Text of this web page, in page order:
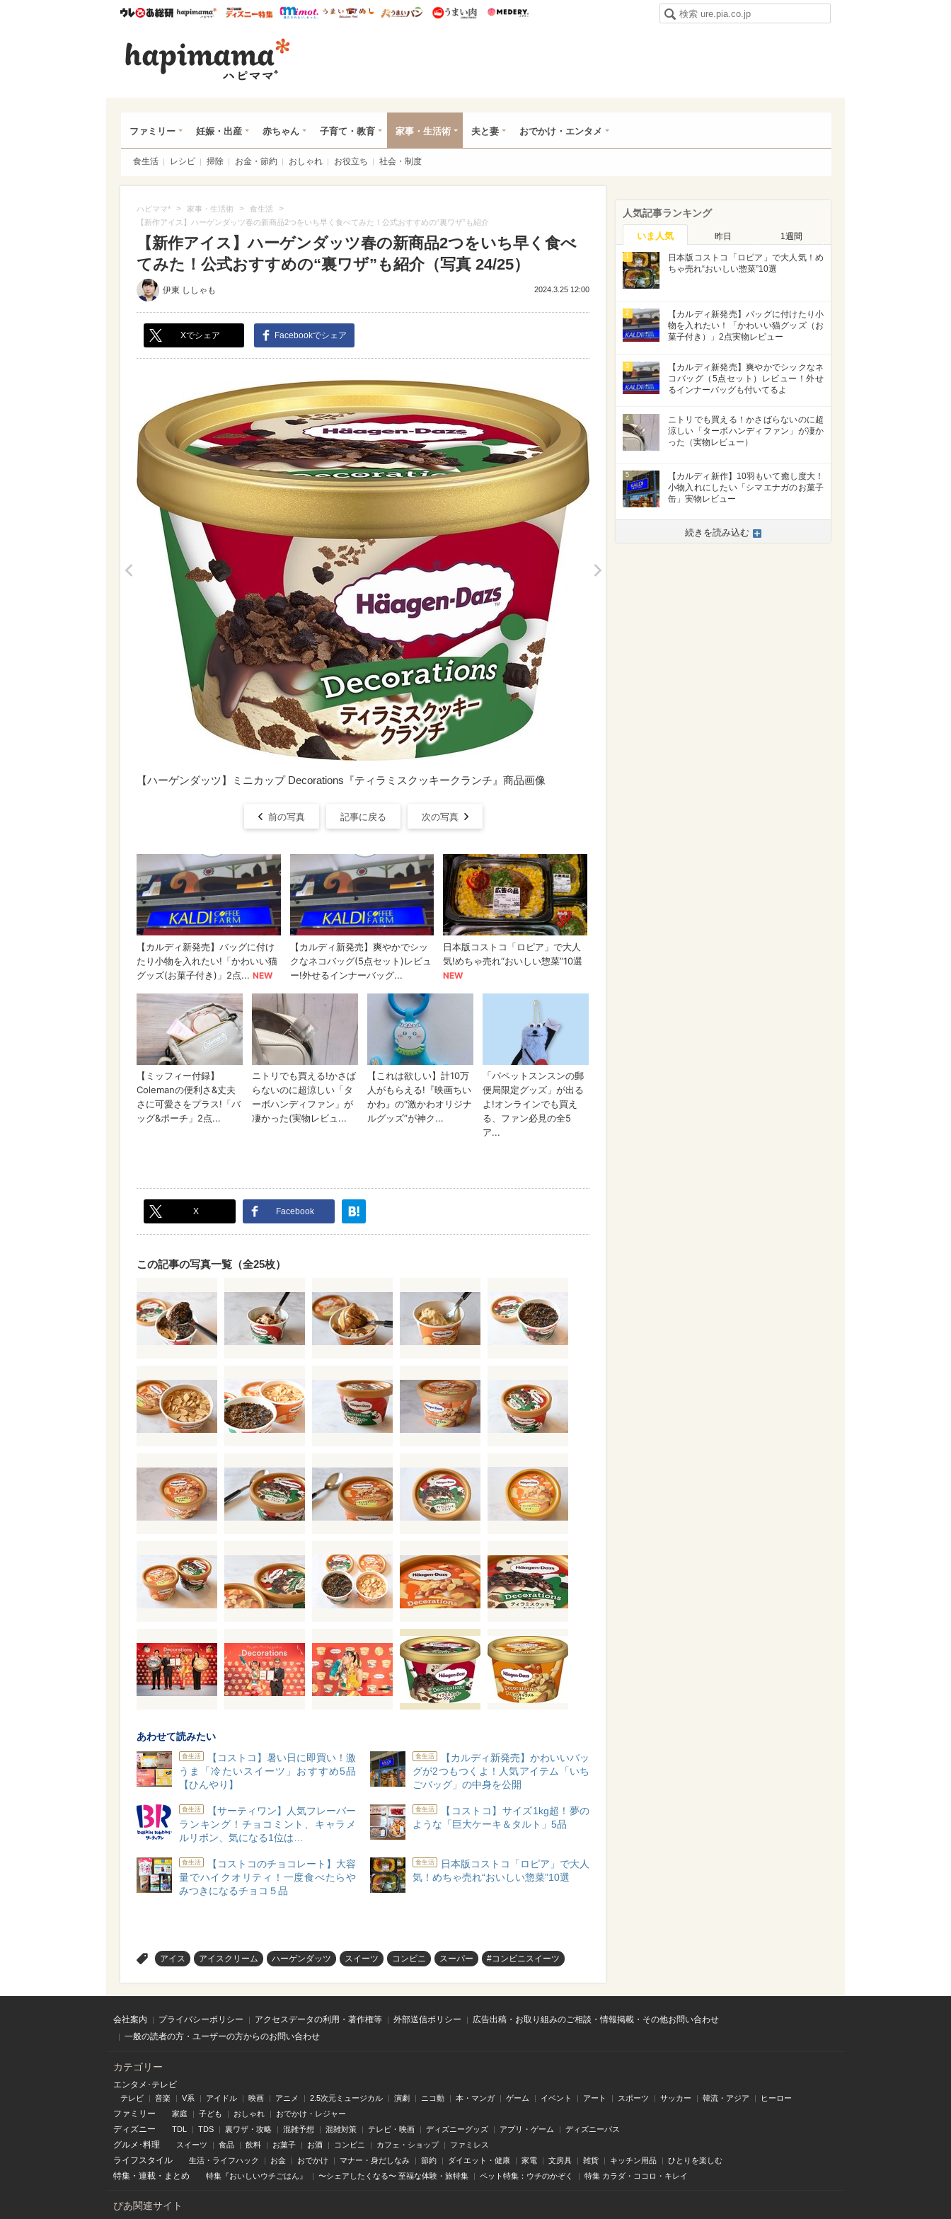
ウレぴあ総研ハピママ* ウレぴあ総研 ディズニー特集
mimot. うまいめし うまいパン うまい肉
ファミリー 妊娠・出産 赤ちゃん 子育て・教育 家事・生活術 夫と妻 おでかけ・エンタメ
食生活 レシピ 掃除 お金・節約 おしゃれ お役立ち 社会・制度
ハピママ* > 家事・生活術 > 食生活 >
【新作アイス】ハーゲンダッツ春の新商品2つをいち早く食べてみた！公式おすすめの“裏ワザ”も紹介
【新作アイス】ハーゲンダッツ春の新商品2つをいち早く食べ
てみた！公式おすすめの“裏ワザ”も紹介（写真 24/25）
伊東 ししゃも 2024.3.25 12:00
Xでシェア Facebookでシェア
【ハーゲンダッツ】ミニカップ Decorations『ティラミスクッキークランチ』商品画像
前の写真 記事に戻る 次の写真
X Facebook
この記事の写真一覧（全25枚）
あわせて読みたい
食生活
【コストコ】暑い日に即買い！激
うま「冷たいスイーツ」おすすめ5品
【ひんやり】
食生活
【カルディ新発売】かわいいバッ
グが2つもつくよ！人気アイテム「いち
ごバッグ」の中身を公開
食生活
【サーティワン】人気フレーバー
ランキング！チョコミント、キャラメ
ルリボン、気になる1位は…
食生活
【コストコ】サイズ1kg超！夢の
ような「巨大ケーキ＆タルト」5品
食生活
【コストコのチョコレート】大容
量でハイクオリティ！一度食べたらや
みつきになるチョコ５品
食生活
日本版コストコ「ロピア」で大人
気！めちゃ売れ“おいしい惣菜”10選
アイス アイスクリーム ハーゲンダッツ スイーツ コンビニ スーパー #コンビニスイーツ
人気記事ランキング
いま人気 昨日 1週間
1
日本版コストコ「ロピア」で大人気！め
ちゃ売れ“おいしい惣菜”10選
2
【カルディ新発売】バッグに付けたり小
物を入れたい！「かわいい猫グッズ（お
菓子付き）」2点実物レビュー
3
【カルディ新発売】爽やかでシックなネ
コバッグ（5点セット）レビュー！外せ
るインナーバッグも付いてるよ
4
ニトリでも買える！かさばらないのに超
涼しい「ターボハンディファン」が凄か
った（実物レビュー）
5
【カルディ新作】10羽もいて癒し度大！
小物入れにしたい「シマエナガのお菓子
缶」実物レビュー
続きを読み込む
会社案内 プライバシーポリシー アクセスデータの利用・著作権等 外部送信ポリシー
広告出稿・お取り組みのご相談・情報掲載・その他お問い合わせ
一般の読者の方・ユーザーの方からのお問い合わせ
カテゴリー
エンタメ･テレビ
テレビ 音楽 V系 アイドル 映画 アニメ 2.5次元ミュージカル 演劇 ニコ動 本・マンガ ゲーム イベント アート スポーツ サッカー 韓流・アジア ヒーロー
ファミリー 家庭 子ども おしゃれ おでかけ・レジャー
ディズニー TDL TDS 裏ワザ・攻略 混雑予想 混雑対策 テレビ・映画 ディズニーグッズ アプリ・ゲーム ディズニーパス
グルメ･料理 スイーツ 食品 飲料 お菓子 お酒 コンビニ カフェ・ショップ ファミレス
ライフスタイル 生活・ライフハック お金 おでかけ マナー・身だしなみ 節約 ダイエット・健康 家電 文房具 雑貨 キッチン用品 ひとりを楽しむ
特集 ・ 連載 ・ まとめ 特集『おいしいウチごはん』 〜シェアしたくなる〜 至福な体験・旅特集 ペット特集：ウチのかぞく 特集 カラダ・ココロ・キレイ
ぴあ関連サイト